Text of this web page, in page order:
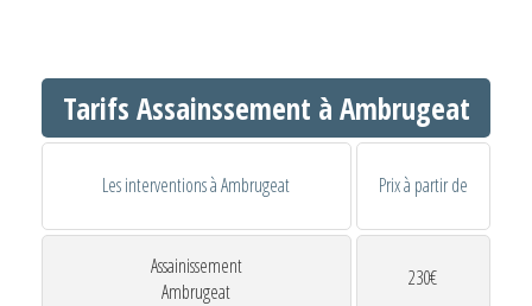
Tarifs Assainssement à Ambrugeat
Les interventions à Ambrugeat Prix à partir de
Assainissement
Ambrugeat
230€